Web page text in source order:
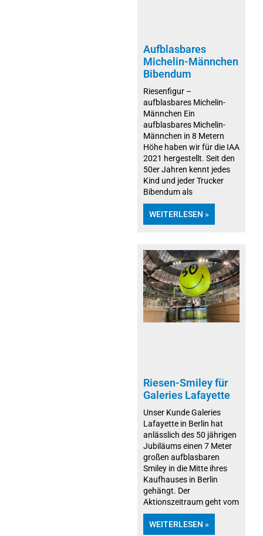
Aufblasbares
Michelin-Männchen
Bibendum
Riesenfigur –
aufblasbares Michelin-
Männchen Ein
aufblasbares Michelin-
Männchen in 8 Metern
Höhe haben wir für die IAA
2021 hergestellt. Seit den
50er Jahren kennt jedes
Kind und jeder Trucker
Bibendum als
WEITERLESEN »
Riesen-Smiley für
Galeries Lafayette
Unser Kunde Galeries
Lafayette in Berlin hat
anlässlich des 50 jährigen
Jubiläums einen 7 Meter
großen aufblasbaren
Smiley in die Mitte ihres
Kaufhauses in Berlin
gehängt. Der
Aktionszeitraum geht vom
WEITERLESEN »